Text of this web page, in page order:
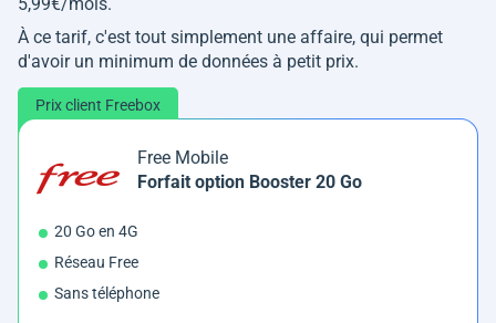
À ce tarif, c'est tout simplement une affaire, qui permet
d'avoir un minimum de données à petit prix.
Prix client Freebox
Free Mobile
Forfait option Booster 20 Go
20 Go en 4G
Réseau Free
Sans téléphone